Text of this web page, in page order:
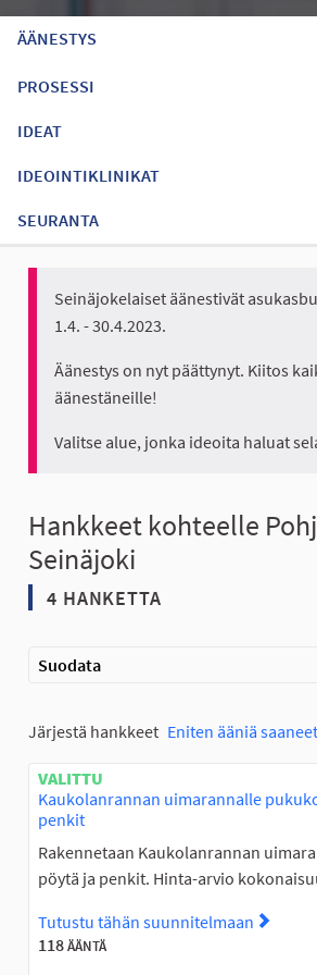
ÄÄNESTYS
PROSESSI
IDEAT
IDEOINTIKLINIKAT
SEURANTA
Seinäjokelaiset äänestivät
1.4. - 30.4.2023.
Äänestys on nyt päättynyt. Kiitos
äänestäneille!
Valitse alue, jonka ideoita haluat
Hankkeet kohteelle
Seinäjoki
4 HANKETTA
Suodata
Järjestä hankkeet Eniten ääniä
VALITTU
Kaukolanrannan uimarannalle
penkit
Rakennetaan Kaukolanrannan
pöytä ja penkit. Hinta-arvio
Tutustu tähän suunnitelmaan
118ÄÄNTÄ